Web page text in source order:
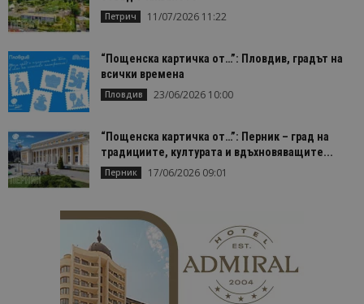
Петрич 11/07/2026 11:22
“Пощенска картичка от…”: Пловдив, градът на
всички времена
Пловдив 23/06/2026 10:00
“Пощенска картичка от…”: Перник – град на
традициите, културата и вдъхновяващите...
Перник 17/06/2026 09:01